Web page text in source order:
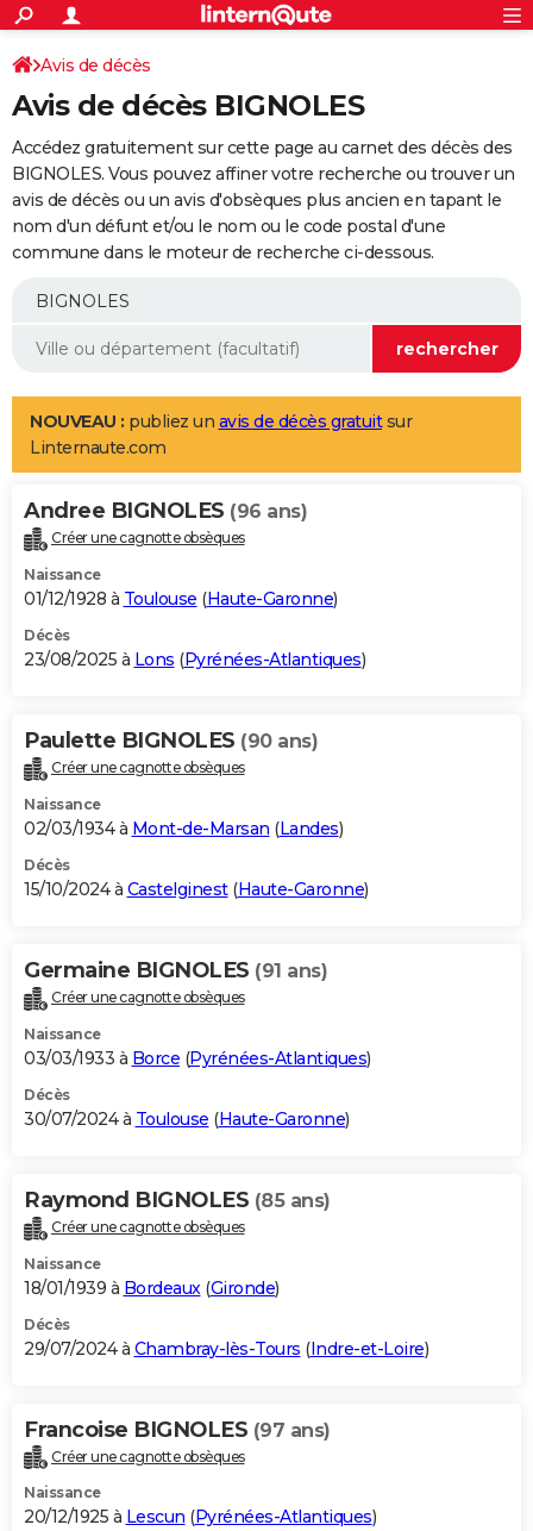
ACTUALITÉS
Politique
Société
Faits Divers
Education
Monde
Villes
+
SPORT
Coupe du monde 2026
Football
Tennis
Cyclisme
Rugby
Forum
Programme TV
TNT
Streaming
Cinéma
Sorties cinéma
Musique
+
FINANCE
Retraite
Epargne
Immobilier
Risques naturels par ville
Banque
Assurance
AUTO
Essais
Réserver un essai
Citadines
Berlines
SUV
Forum auto
+
Mobiles
Meilleur smartphone
Internet
Ordinateurs
Jeux vidéo
Guide high-tech
Aménagement intérieur
LIFESTYLE
Art de vivre
Bien-être
Loisirs
Mode
Modes de vie
Alimentation
Guide de la santé
Maladies
Médicaments
Sommeil
VOYAGE
Destinations
City break
Voyage nature
Voyage de noces
Forum
Climat
+PHOTO
GUIDES D'ACHAT
BONS PLANS
Carte de Noël
Carte Bonne année
Carte Saint-Valentin
Carte Pâques
Carte d'anniversaire
DICTIONNAIRE
Dictionnaire
Biographies
Citations
Expressions
Proverbes
PROGRAMME TV
S'inscrire
Se connecter
Lycées
Collèges
Primaires
Universités
Entreprises
Service militaire
Avis de recherche
AVIS DE DÉCÈS
Bricolage
Lifestyle
Culture
Sport
Auto
Television
Voyage
Cinema
Avis de décès
Avis de décès BIGNOLES
Accédez gratuitement sur cette page au carnet des décès des
BIGNOLES. Vous pouvez affiner votre recherche ou trouver un
avis de décès ou un avis d'obsèques plus ancien en tapant le
nom d'un défunt et/ou le nom ou le code postal d'une
commune dans le moteur de recherche ci-dessous.
NOUVEAU : publiez un avis de décès gratuitsur
Linternaute.com
Andree BIGNOLES (96 ans)
Créer une cagnotte obsèques
Naissance
01/12/1928 à Toulouse (Haute-Garonne)
Décès
23/08/2025 à Lons (Pyrénées-Atlantiques)
Paulette BIGNOLES (90 ans)
Créer une cagnotte obsèques
Naissance
02/03/1934 à Mont-de-Marsan (Landes)
Décès
15/10/2024 à Castelginest(Haute-Garonne)
Germaine BIGNOLES (91 ans)
Créer une cagnotte obsèques
Naissance
03/03/1933 à Borce (Pyrénées-Atlantiques)
Décès
30/07/2024 à Toulouse (Haute-Garonne)
Raymond BIGNOLES (85 ans)
Créer une cagnotte obsèques
Naissance
18/01/1939 à Bordeaux (Gironde)
Décès
29/07/2024 à Chambray-lès-Tours (Indre-et-Loire)
Francoise BIGNOLES (97 ans)
Créer une cagnotte obsèques
Naissance
20/12/1925 à Lescun (Pyrénées-Atlantiques)